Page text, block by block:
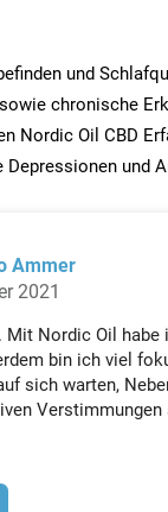
und
chronische
Nordic Oil CBD
und
Ammer
2021
Mit Nordic Oil
bin ich viel
sich warten,